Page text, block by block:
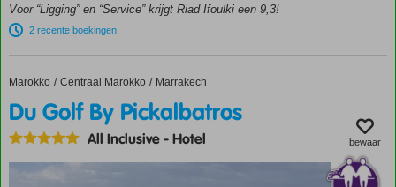
patio een
klein
Marokkaanse
sfeer
Halfpension
en
Volpension
Voor “Ligging” en “Service” krijgt Riad Ifoulki een 9,3!
2 recente boekingen
Home
Marokko Centraal Marokko Marrakech
Du Golf By Pickalbatros
Du Golf By Pickalbatros
All Inclusive-Hotel bewaar